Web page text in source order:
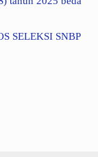
SELEKSI SNBP